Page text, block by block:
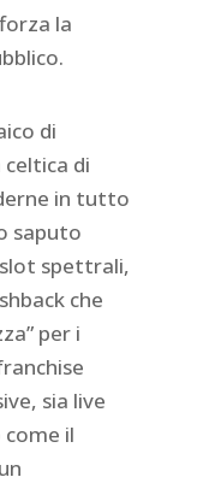
la
di
di
in tutto
saputo
spettrali,
che
per i
sia live
come il